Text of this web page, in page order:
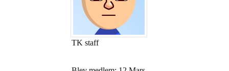
TK staff